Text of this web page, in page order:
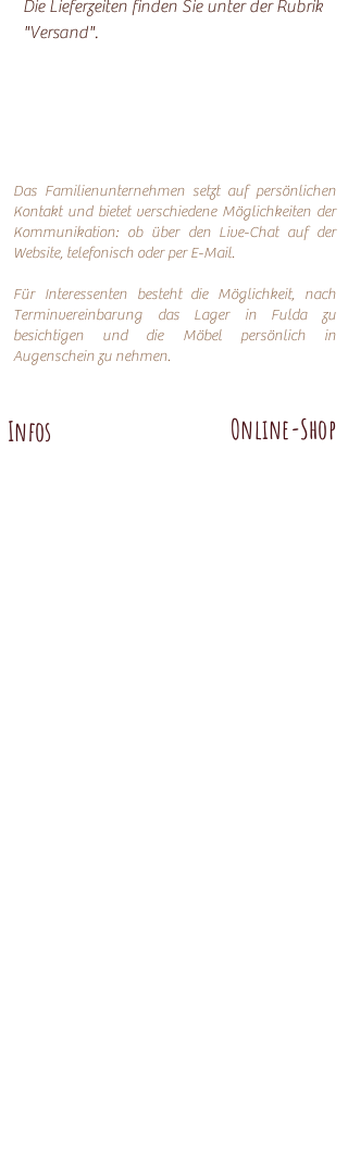
Die Lieferzeiten finden Sie unter der Rubrik
"Versand".
Das Familienunternehmen setzt auf persönlichen
Kontakt und bietet verschiedene Möglichkeiten der
Kommunikation: ob über den Live-Chat auf der
Website, telefonisch oder perE-Mail.
Für Interessenten besteht die Möglichkeit, nach
Terminvereinbarung das Lager in Fulda zu
besichtigen und die Möbel persönlich in
Augenschein zu nehmen.
Infos Online-Shop